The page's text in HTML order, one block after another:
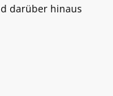
darüber hinaus